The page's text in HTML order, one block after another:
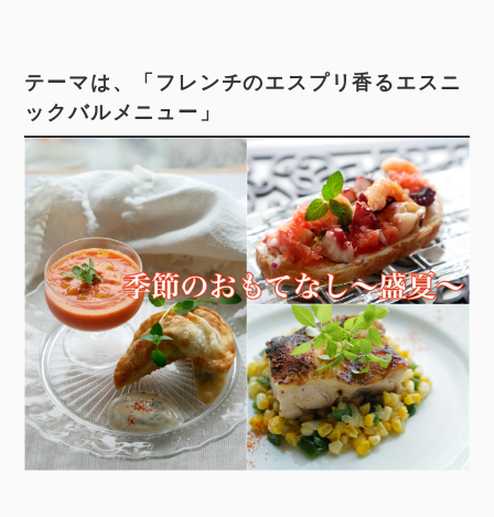
テーマは、「フレンチのエスプリ香るエスニ
ックバルメニュー」